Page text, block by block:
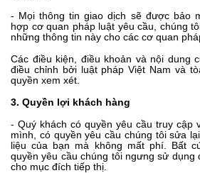
- Mọi thông tin giao dịch sẽ được bảo
hợp cơ quan pháp luật yêu cầu, chúng
những thông tin này cho các cơ quan
Các điều kiện, điều khoản và nội dung
điều chỉnh bởi luật pháp Việt Nam và
quyền xem xét.
3. Quyền lợi khách hàng
- Quý khách có quyền yêu cầu truy cập
mình, có quyền yêu cầu chúng tôi sửa
liệu của bạn mà không mất phí. Bất
quyền yêu cầu chúng tôi ngưng sử dụng
cho mục đích tiếp thị.